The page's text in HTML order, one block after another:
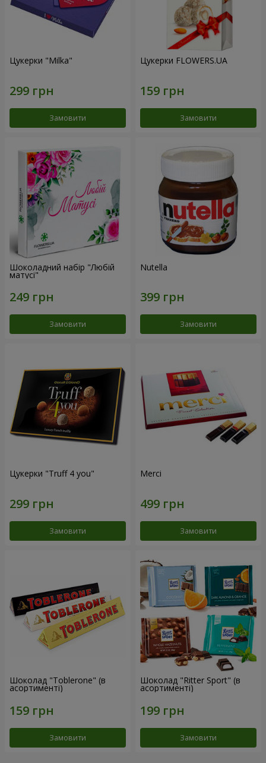
Цукерки "Milka"
Замовити
Цукерки FLOWERS.UA
Замовити
Шоколадний набір "Любій
матусі"
Замовити
Nutella
Замовити
Цукерки "Truff 4 you"
Замовити
Merci
Замовити
Шоколад "Toblerone" (в
асортименті)
Замовити
Шоколад "Ritter Sport" (в
асортименті)
Замовити